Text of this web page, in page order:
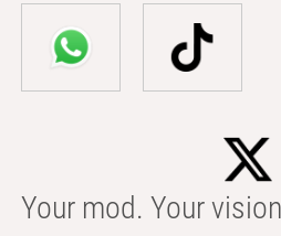
Your mod. Your